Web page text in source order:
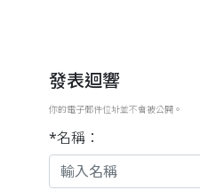
發表迴響
你的電子郵件位址並不會被公開。
*名稱：